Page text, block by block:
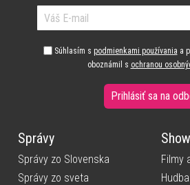
Súhlasím s podmienkami používania a
oboznámil s ochranou
Prihlásiť sa na
Správy
Správy zo Slovenska
Správy zo sveta
Filmy
Hudba